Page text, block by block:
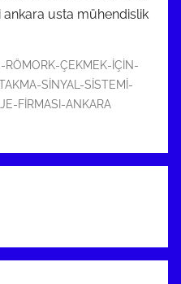
RÖMORK-ÇEKMEK-İÇİN-
SİNYAL-SİSTEMİ-
FİRMASI-ANKARA